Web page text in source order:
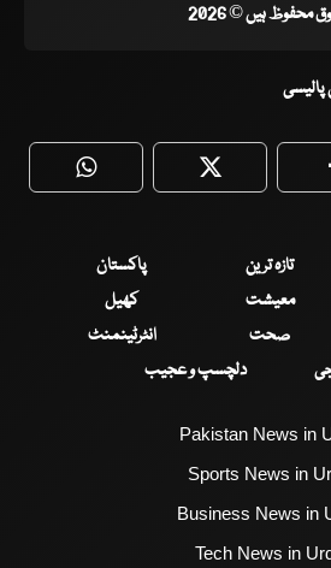
محفوظ ہیں © 2026
پالیسی
WhatsApp Twitter
تازہ ترین
پاکستان
معیشت
کھیل
صحت
انٹرٹینمنٹ
دلچسپ و عجیب
Pakistan News in
Sports News in
Business News in
Tech News in